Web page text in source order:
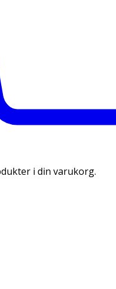
i din varukorg.